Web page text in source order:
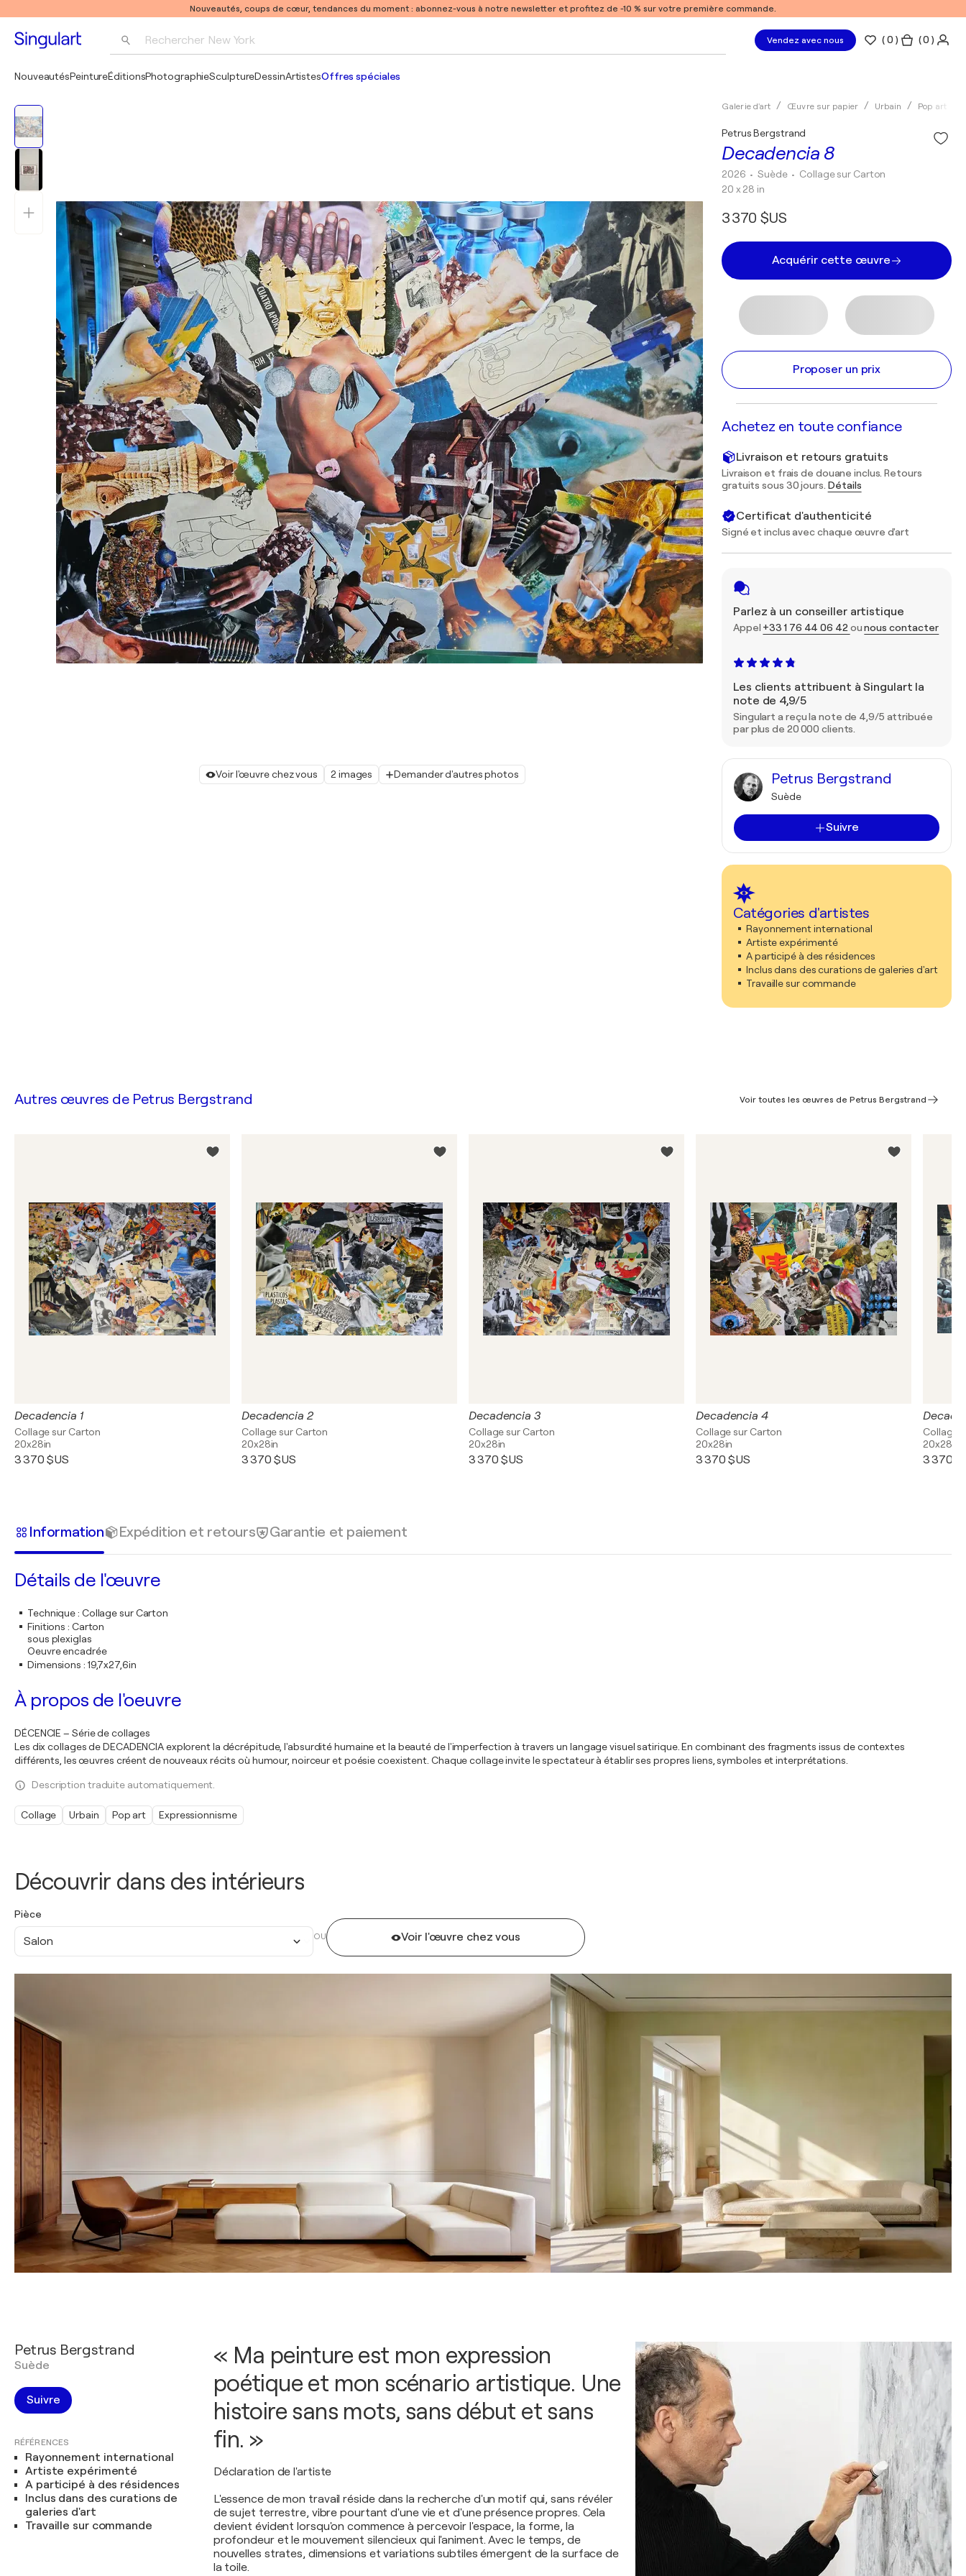
Nouveautés, coups de cœur, tendances du moment : abonnez-vous à notre newsletter et profitez de -10 % sur votre première commande.
Rechercher New York Vendez avec nous (0 ) ( 0 )
NouveautésPeintureÉditionsPhotographieSculptureDessinArtistesOffres spéciales
Voir l'œuvre chez vous 2 images Demander d'autres photos
Galerie d'art Œuvre sur papier Urbain Pop art
Decadencia 8
Petrus Bergstrand
2026 • Suède • Collage sur Carton
20 x 28 in
3 370 $US
Acquérir cette œuvre
Proposer un prix
Achetez en toute confiance
Livraison et retours gratuits
Livraison et frais de douane inclus. Retours
gratuits sous 30 jours. Détails
Certificat d'authenticité
Signé et inclus avec chaque œuvre d'art
Parlez à un conseiller artistique
Appel +33 1 76 44 06 42 ounous contacter
Les clients attribuent à Singulart la
note de 4,9/5
Singulart a reçu la note de 4,9/5 attribuée
par plus de 20 000 clients.
Petrus Bergstrand
Suède
Suivre
Catégories d'artistes
Rayonnement international
Artiste expérimenté
A participé à des résidences
Inclus dans des curations de galeries d'art
Travaille sur commande
Découvrir dans des intérieurs
Pièce
Salon OU Voir l'œuvre chez vous
Autres œuvres de Petrus Bergstrand Voir toutes les œuvres de Petrus Bergstrand
Decadencia 1
Collage sur Carton
20x28in
3 370 $US
Decadencia 2
Collage sur Carton
20x28in
3 370 $US
Decadencia 3
Collage sur Carton
20x28in
3 370 $US
Decadencia 4
Collage sur Carton
20x28in
3 370 $US
Collage
20x28in
3 370
Information Expédition et retours Garantie et paiement
Détails de l'œuvre
Technique: Collage sur Carton
Finitions : Carton
sous plexiglas
Oeuvre encadrée
Dimensions : 19,7x27,6in
À propos de l'oeuvre
DÉCENCIE – Série de collages
Les dix collages de DECADENCIA explorent la décrépitude, l'absurdité humaine et la beauté de l'imperfection à travers un langage visuel satirique. En combinant des fragments issus de contextes
différents, les œuvres créent de nouveaux récits où humour, noirceur et poésie coexistent. Chaque collage invite le spectateur à établir ses propres liens, symboles et interprétations.
Description traduite automatiquement.
Collage Urbain Pop art Expressionnisme
Petrus Bergstrand
Suède
Suivre
RÉFÉRENCES
Rayonnement international
Artiste expérimenté
A participé à des résidences
Inclus dans des curations de
galeries d'art
Travaille sur commande
« Ma peinture est mon expression
poétique et mon scénario artistique. Une
histoire sans mots, sans début et sans
fin. »
Déclaration de l'artiste
L'essence de mon travail réside dans la recherche d'un motif qui, sans révéler
de sujet terrestre, vibre pourtant d'une vie et d'une présence propres. Cela
devient évident lorsqu'on commence à percevoir l'espace, la forme, la
profondeur et le mouvement silencieux qui l'animent. Avec le temps, de
nouvelles strates, dimensions et variations subtiles émergent de la surface de
la toile.